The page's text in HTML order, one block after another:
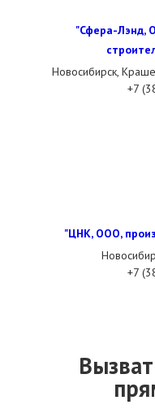
"Сфера-Лэнд,
Новосибирск,
+7
"ЦНК, ООО,
+7